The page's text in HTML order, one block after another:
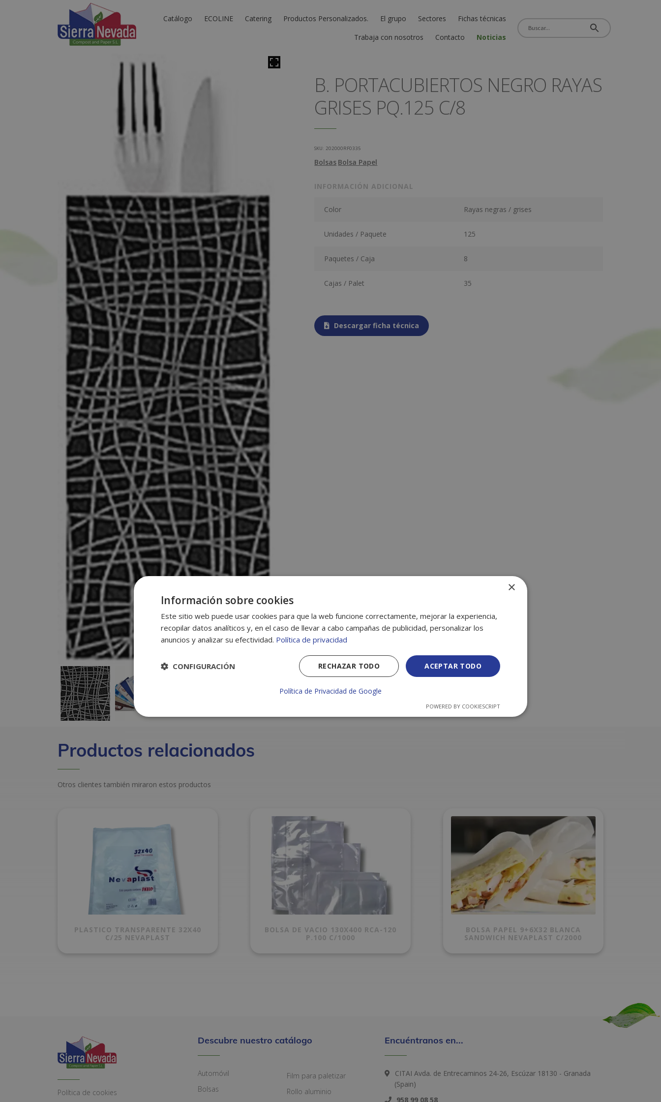
Catálogo ECOLINE Catering Productos Personalizados. El grupo Sectores
Fichas técnicas
Trabaja con nosotros
Contacto Noticias
B. PORTACUBIERTOS NEGRO RAYAS
GRISES PQ.125 C/8
SKU: 202000RF0335
Bolsas Bolsa Papel
INFORMACIÓN ADICIONAL
Color Rayas negras / grises
Unidades / Paquete 125
Paquetes / Caja 8
Cajas / Palet 35
Descargar ficha técnica
Productos relacionados
Otros clientes también miraron estos productos
PLASTICO TRANSPARENTE 32X40
C/25 NEVAPLAST
BOLSA DE VACIO 130X400 RCA-120
P.100 C/1000
BOLSA PAPEL 9+6X32 BLANCA
SANDWICH NEVAPLAST C/2000
Política de cookies
Descubre nuestro catálogo
Automóvil
Bolsas
Film para paletizar
Rollo aluminio
Encuéntranos en...
CITAI Avda. de Entrecaminos 24-26, Escúzar 18130 - Granada
(Spain)
958 99 08 58
×
Información sobre cookies
Este sitio web puede usar cookies para que la web funcione correctamente, mejorar la experiencia,
recopilar datos analíticos y, en el caso de llevar a cabo campañas de publicidad, personalizar los
anuncios y analizar su efectividad. Política de privacidad
ACEPTAR TODO
RECHAZAR TODO
CONFIGURACIÓN
Política de Privacidad de Google
POWERED BY COOKIESCRIPT